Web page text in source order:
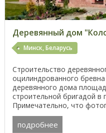
Деревянный дом
Минск, Беларусь
Строительство
оцилиндрованного
деревянного дома
строительной бригадой в
Примечательно, что
по всему интернету и ...
подробнее